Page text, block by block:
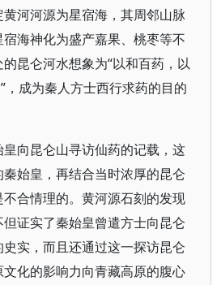
河河源为星宿海，其周邻山脉
海神化为盛产嘉果、桃枣等不
昆仑河水想象为“以和百药，以
，成为秦人方士西行求药的目的
向昆仑山寻访仙药的记载，这
始皇，再结合当时浓厚的昆仑
合情理的。黄河源石刻的发现
证实了秦始皇曾遣方士向昆仑
实，而且还通过这一探访昆仑
化的影响力向青藏高原的腹心